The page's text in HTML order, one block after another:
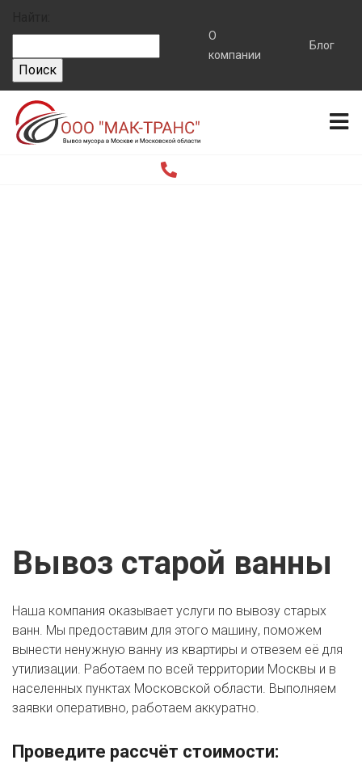
О
компании
Блог
Вывоз старой ванны
Наша компания оказывает услуги по вывозу старых
ванн. Мы предоставим для этого машину, поможем
вынести ненужную ванну из квартиры и отвезем её для
утилизации. Работаем по всей территории Москвы и в
населенных пунктах Московской области. Выполняем
заявки оперативно, работаем аккуратно.
Проведите рассчёт стоимости: